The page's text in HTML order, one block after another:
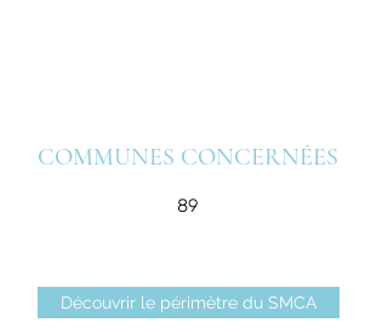
COMMUNES CONCERNÉES
89
Découvrir le périmètre du SMCA